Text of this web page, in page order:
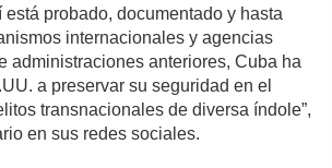
está probado, documentado y hasta
internacionales y agencias
administraciones anteriores, Cuba ha
a preservar su seguridad en el
transnacionales de diversa índole”,
en sus redes sociales.